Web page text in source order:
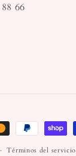
66
Términos del servicio